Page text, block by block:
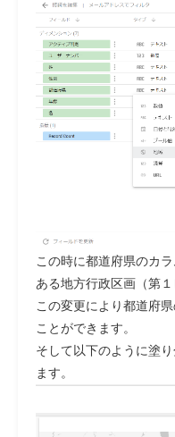
この時に都道府県のカ
ある地方行政区画（第
この変更により都道府
ことができます。
そして以下のように塗
ます。